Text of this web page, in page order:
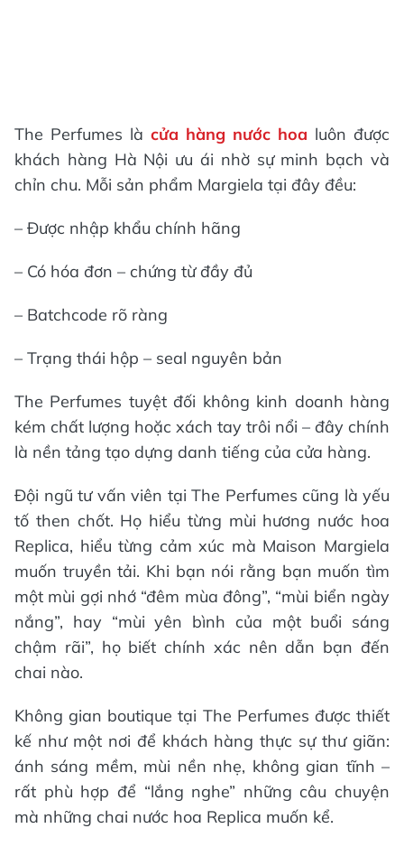
The Perfumes là cửa hàng nước hoa luôn được
khách hàng Hà Nội ưu ái nhờ sự minh bạch và
chỉn chu. Mỗi sản phẩm Margiela tại đây đều:
– Được nhập khẩu chính hãng
– Có hóa đơn – chứng từ đầy đủ
– Batchcode rõ ràng
– Trạng thái hộp – seal nguyên bản
The Perfumes tuyệt đối không kinh doanh hàng
kém chất lượng hoặc xách tay trôi nổi – đây chính
là nền tảng tạo dựng danh tiếng của cửa hàng.
Đội ngũ tư vấn viên tại The Perfumes cũng là yếu
tố then chốt. Họ hiểu từng mùi hương nước hoa
Replica, hiểu từng cảm xúc mà Maison Margiela
muốn truyền tải. Khi bạn nói rằng bạn muốn tìm
một mùi gợi nhớ “đêm mùa đông”, “mùi biển ngày
nắng”, hay “mùi yên bình của một buổi sáng
chậm rãi”, họ biết chính xác nên dẫn bạn đến
chai nào.
Không gian boutique tại The Perfumes được thiết
kế như một nơi để khách hàng thực sự thư giãn:
ánh sáng mềm, mùi nền nhẹ, không gian tĩnh –
rất phù hợp để “lắng nghe” những câu chuyện
mà những chai nước hoa Replica muốn kể.